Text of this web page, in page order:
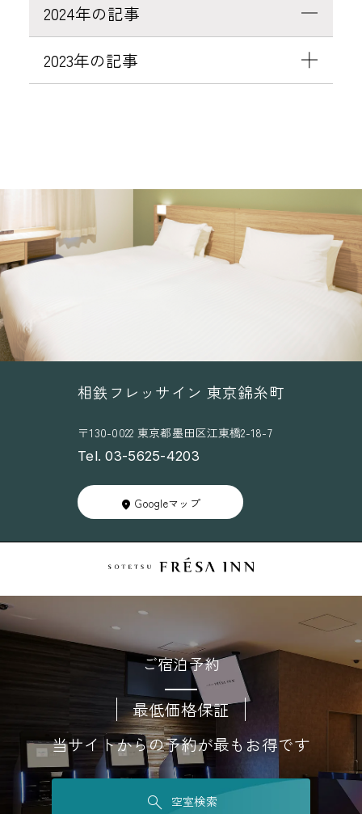
2024年の記事
2023年の記事
相鉄フレッサイン 東京錦糸町
〒130-0022 東京都墨田区江東橋2-18-7
Tel. 03-5625-4203
Googleマップ
ご宿泊予約
最低価格保証
当サイトからの予約が最もお得です
空室検索